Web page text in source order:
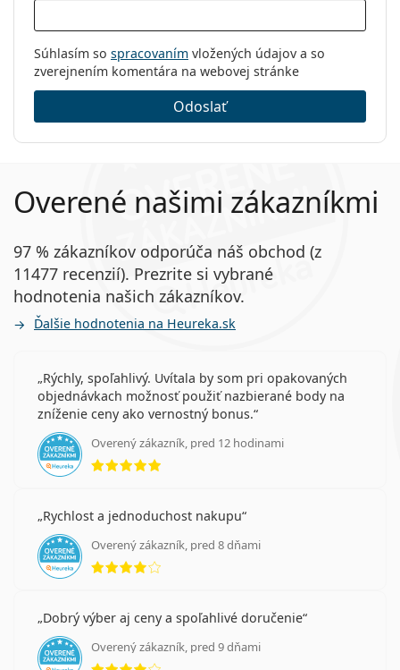
Súhlasím so spracovaním vložených údajov a so
zverejnením komentára na webovej stránke
Odoslať
Overené našimi zákazníkmi
97 % zákazníkov odporúča náš obchod (z
11477 recenzií). Prezrite si vybrané
hodnotenia našich zákazníkov.
Ďalšie hodnotenia na Heureka.sk
Rýchly, spoľahlivý. Uvítala by som pri opakovaných
objednávkach možnosť použiť nazbierané body na
zníženie ceny ako vernostný bonus.
Overený zákazník, pred 12 hodinami
hodnotenie 5 z 5
Rychlost a jednoduchost nakupu
Overený zákazník, pred 8 dňami
hodnotenie 4 z 5
Dobrý výber aj ceny a spoľahlivé doručenie
Overený zákazník, pred 9 dňami
hodnotenie 4 z 5